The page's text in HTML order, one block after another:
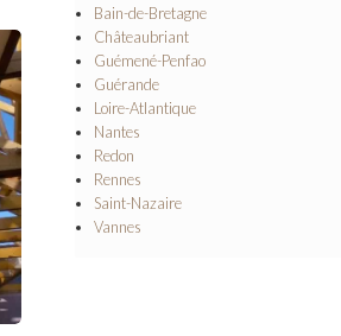
Bain-de-Bretagne
Châteaubriant
Guémené-Penfao
Guérande
Loire-Atlantique
Nantes
Redon
Rennes
Saint-Nazaire
Vannes